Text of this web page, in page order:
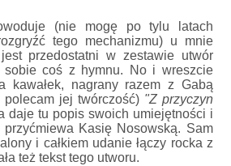
(nie mogę po tylu latach
tego mechanizmu) u mnie
przedostatni w zestawie utwór
sobie coś z hymnu. No i wreszcie
kawałek, nagrany razem z Gabą
jej twórczość) "Z przyczyn
daje tu popis swoich umiejętności i
Kasię Nosowską. Sam
i całkiem udanie łączy rocka z
też tekst tego utworu.